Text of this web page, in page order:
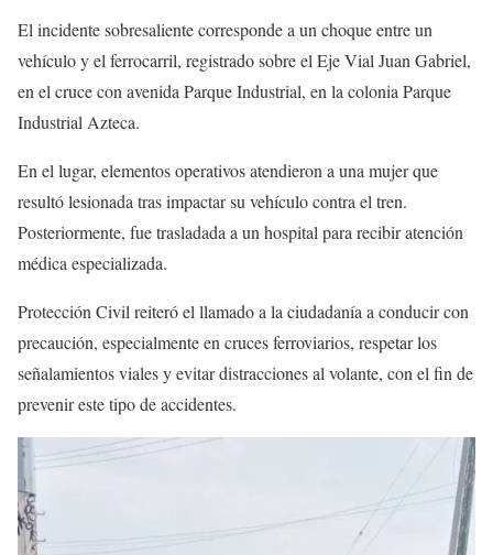
El incidente sobresaliente corresponde a un choque entre un
vehículo y el ferrocarril, registrado sobre el Eje Vial Juan Gabriel,
en el cruce con avenida Parque Industrial, en la colonia Parque
Industrial Azteca.
En el lugar, elementos operativos atendieron a una mujer que
resultó lesionada tras impactar su vehículo contra el tren.
Posteriormente, fue trasladada a un hospital para recibir atención
médica especializada.
Protección Civil reiteró el llamado a la ciudadanía a conducir con
precaución, especialmente en cruces ferroviarios, respetar los
señalamientos viales y evitar distracciones al volante, con el fin de
prevenir este tipo de accidentes.